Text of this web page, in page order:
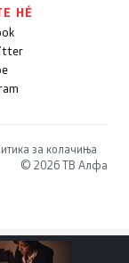
НÉ
за колачиња
© 2026 ТВ Алфа